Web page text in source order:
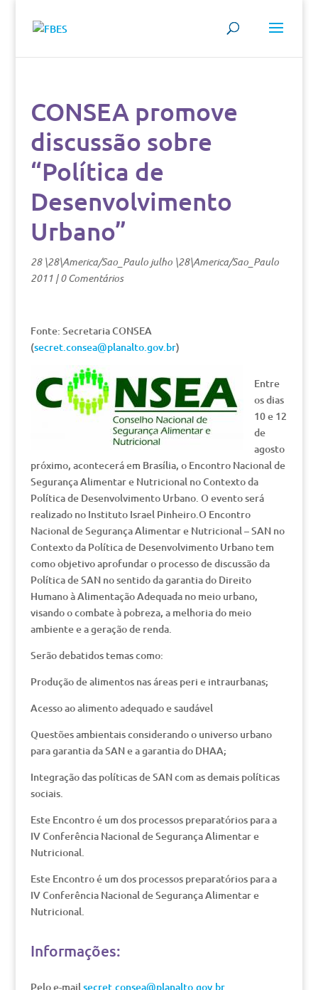
CONSEA promove
discussão sobre
“Política de
Desenvolvimento
Urbano”
28 \28\America/Sao_Paulo julho \28\America/Sao_Paulo
2011|0 Comentários
Fonte: Secretaria CONSEA
(secret.consea@planalto.gov.br)
Entre
os dias
10 e 12
de
agosto
próximo, acontecerá em Brasília, o Encontro Nacional de
Segurança Alimentar e Nutricional no Contexto da
Política de Desenvolvimento Urbano. O evento será
realizado no Instituto Israel Pinheiro.O Encontro
Nacional de Segurança Alimentar e Nutricional – SAN no
Contexto da Política de Desenvolvimento Urbano tem
como objetivo aprofundar o processo de discussão da
Política de SAN no sentido da garantia do Direito
Humano à Alimentação Adequada no meio urbano,
visando o combate à pobreza, a melhoria do meio
ambiente e a geração de renda.
Serão debatidos temas como:
Produção de alimentos nas áreas peri e intraurbanas;
Acesso ao alimento adequado e saudável
Questões ambientais considerando o universo urbano
para garantia da SAN e a garantia do DHAA;
Integração das políticas de SAN com as demais políticas
sociais.
Este Encontro é um dos processos preparatórios para a
IV Conferência Nacional de Segurança Alimentar e
Nutricional.
Este Encontro é um dos processos preparatórios para a
IV Conferência Nacional de Segurança Alimentar e
Nutricional.
Informações:
Pelo e-mailsecret.consea@planalto.gov.br